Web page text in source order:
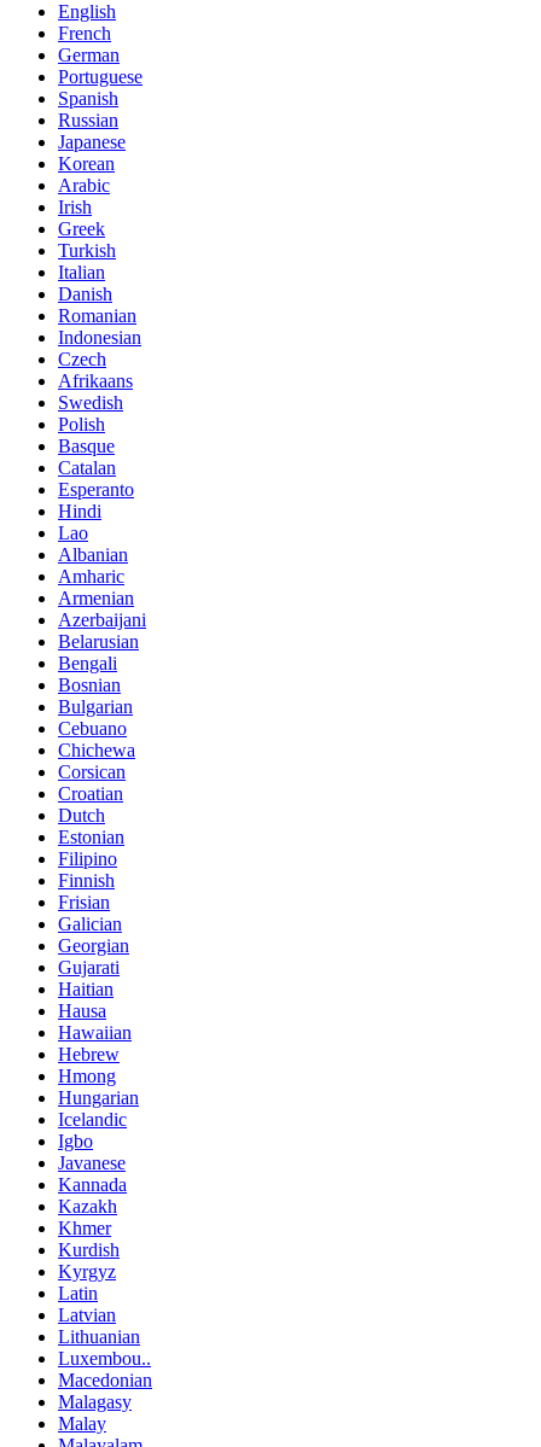
English
French
German
Portuguese
Spanish
Russian
Japanese
Korean
Arabic
Irish
Greek
Turkish
Italian
Danish
Romanian
Indonesian
Czech
Afrikaans
Swedish
Polish
Basque
Catalan
Esperanto
Hindi
Lao
Albanian
Amharic
Armenian
Azerbaijani
Belarusian
Bengali
Bosnian
Bulgarian
Cebuano
Chichewa
Corsican
Croatian
Dutch
Estonian
Filipino
Finnish
Frisian
Galician
Georgian
Gujarati
Haitian
Hausa
Hawaiian
Hebrew
Hmong
Hungarian
Icelandic
Igbo
Javanese
Kannada
Kazakh
Khmer
Kurdish
Kyrgyz
Latin
Latvian
Lithuanian
Luxembou..
Macedonian
Malagasy
Malay